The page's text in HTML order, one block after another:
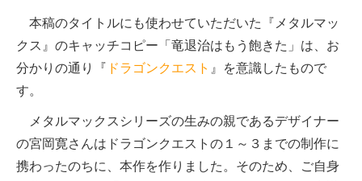
本稿のタイトルにも使わせていただいた『メタルマッ
クス』のキャッチコピー「竜退治はもう飽きた」は、お
分かりの通り『 ドラゴンクエスト 』を意識したもので
す。
メタルマックスシリーズの生みの親であるデザイナー
の宮岡寛さんはドラゴンクエストの１～３までの制作に
携わったのちに、本作を作りました。そのため、ご自身